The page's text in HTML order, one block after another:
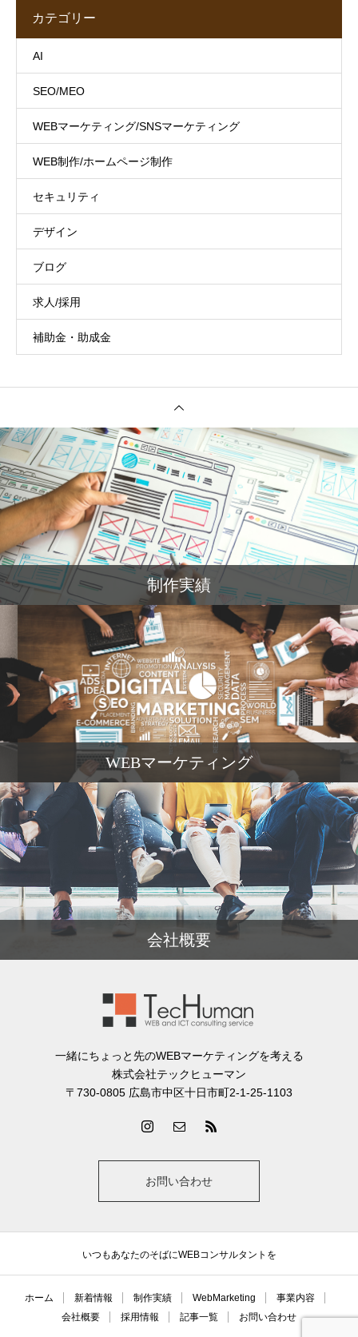
カテゴリー
AI
SEO/MEO
WEBマーケティング/SNSマーケティング
WEB制作/ホームページ制作
セキュリティ
デザイン
ブログ
求人/採用
補助金・助成金
制作実績
WEBマーケティング
会社概要
一緒にちょっと先のWEBマーケティングを考える
株式会社テックヒューマン
〒730-0805 広島市中区十日市町2-1-25-1103
お問い合わせ
いつもあなたのそばにWEBコンサルタントを
ホーム 新着情報 制作実績 WebMarketing
事業内容
会社概要
採用情報 記事一覧 お問い合わせ